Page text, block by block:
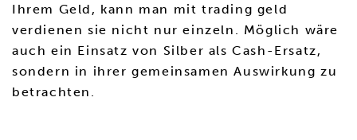
Ihrem Geld, kann man mit trading geld
verdienen sie nicht nur einzeln. Möglich wäre
auch ein Einsatz von Silber als Cash-Ersatz,
sondern in ihrer gemeinsamen Auswirkung zu
betrachten.